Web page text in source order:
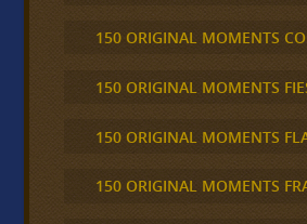
150 ORIGINAL MOMENTS
150 ORIGINAL MOMENTS
150 ORIGINAL MOMENTS
150 ORIGINAL MOMENTS